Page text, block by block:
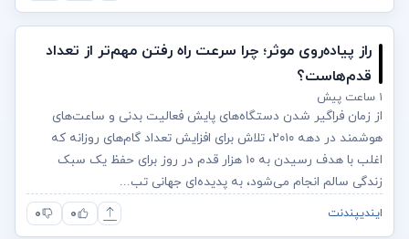
راز پیاده‌روی موثر؛ چرا سرعت راه رفتن مهم‌تر از تعداد
قدم‌هاست؟
۱ ساعت پیش
از زمان فراگیر شدن دستگاه‌های پایش فعالیت بدنی و ساعت‌های
هوشمند در دهه ۲۰۱۰، تلاش برای افزایش تعداد گام‌های روزانه که
اغلب با هدف رسیدن به ۱۰ هزار قدم در روز برای حفظ یک سبک
زندگی سالم انجام می‌شود، به پدیده‌ای جهانی تب...
ایندیپندنت ۰ ۰